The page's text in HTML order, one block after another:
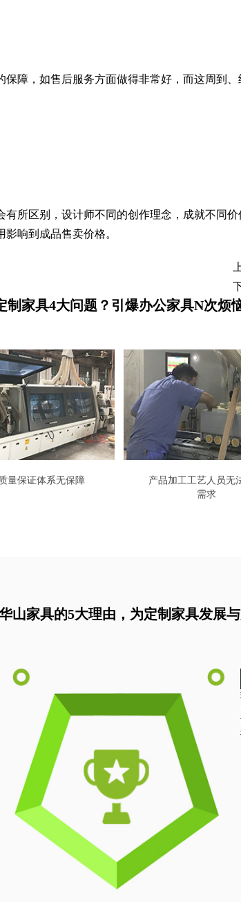
保障，如售后服务方面做得非常好，而这周到
有所区别，设计师不同的创作理念，成就不同
影响到成品售卖价格。
制家具4大问题？引爆办公家具N次烦
量保证体系无保障
产品加工工艺人员无
需求
山家具的5大理由，为定制家具发展